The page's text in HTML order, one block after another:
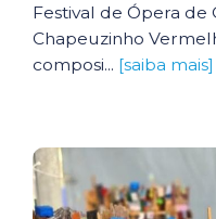
Festival de Ópera de
Chapeuzinho
composi... [saiba mais]